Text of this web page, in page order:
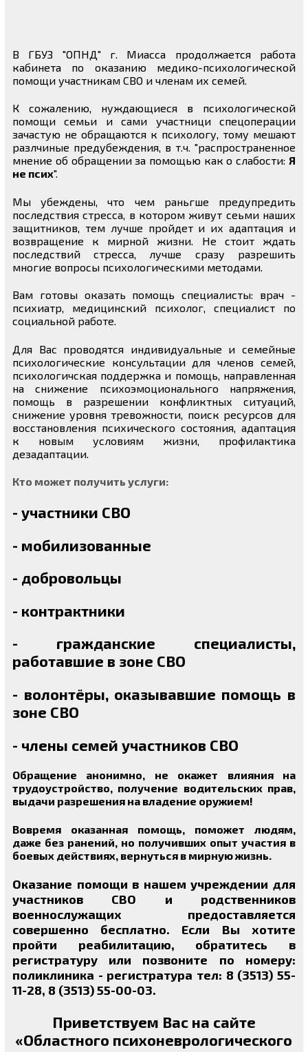
В ГБУЗ "ОПНД" г. Миасса продолжается работа
кабинета по оказанию медико-психологической
помощи участникам СВО и членам их семей.
К сожалению, нуждающиеся в психологической
помощи семьи и сами участници спецоперации
зачастую не обращаются к психологу, тому мешают
разлчиные предубеждения, в т.ч. "распространенное
мнение об обращении за помощью как о слабости: Я
не псих".
Мы убеждены, что чем раньгше предупредить
последствия стресса, в котором живут сеьми наших
защитников, тем лучше пройдет и их адаптация и
возвращение к мирной жизни. Не стоит ждать
последствий стресса, лучше сразу разрешить
многие вопросы психологическими методами.
Вам готовы оказать помощь специалисты: врач -
психиатр, медицинский психолог, специалист по
социальной работе.
Для Вас проводятся индивидуальные и семейные
психологические консультации для членов семей,
психологичская поддержка и помощь, направленная
на снижение психоэмоционального напряжения,
помощь в разрешении конфликтных ситуаций,
снижение уровня тревожности, поиск ресурсов для
восстановления психического состояния, адаптация
к новым условиям жизни, профилактика
дезадаптации.
Кто может получить услуги:
- участники СВО
- мобилизованные
- добровольцы
- контрактники
- гражданские специалисты,
работавшие в зоне СВО
- волонтёры, оказывавшие помощь в
зоне СВО
- члены семей участников СВО
Обращение анонимно, не окажет влияния на
трудоустройство, получение водительских прав,
выдачи разрешения на владение оружием!
Вовремя оказанная помощь, поможет людям,
даже без ранений, но получивших опыт участия в
боевых действиях, вернуться в мирную жизнь.
Оказание помощи в нашем учреждении для
участников СВО и родственников
военнослужащих предоставляется
совершенно бесплатно. Если Вы хотите
пройти реабилитацию, обратитесь в
регистратуру или позвоните по номеру:
поликлиника - регистратура тел: 8 (3513) 55-
11-28, 8 (3513) 55-00-03.
Приветствуем Вас на сайте
«Областного психоневрологического